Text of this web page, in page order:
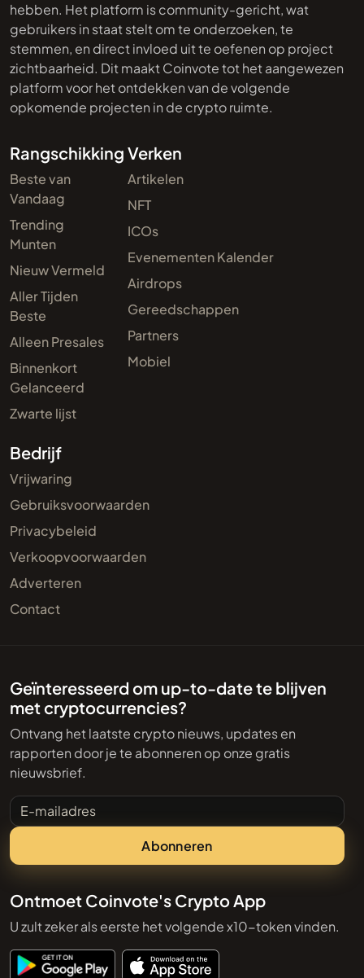
hebben. Het platform is community-gericht, wat
gebruikers in staat stelt om te onderzoeken, te
stemmen, en direct invloed uit te oefenen op project
zichtbaarheid. Dit maakt Coinvote tot het aangewezen
platform voor het ontdekken van de volgende
opkomende projecten in de crypto ruimte.
Rangschikking
Beste van
Vandaag
Trending
Munten
Nieuw Vermeld
Aller Tijden
Beste
Alleen Presales
Binnenkort
Gelanceerd
Zwarte lijst
Verken
Artikelen
NFT
ICOs
Evenementen Kalender
Airdrops
Gereedschappen
Partners
Mobiel
Bedrijf
Vrijwaring
Gebruiksvoorwaarden
Privacybeleid
Verkoopvoorwaarden
Adverteren
Contact
Geïnteresseerd om up-to-date te blijven
met cryptocurrencies?
Ontvang het laatste crypto nieuws, updates en
rapporten door je te abonneren op onze gratis
nieuwsbrief.
E-mailadres
Abonneren
Ontmoet Coinvote's Crypto App
U zult zeker als eerste het volgende x10-token vinden.